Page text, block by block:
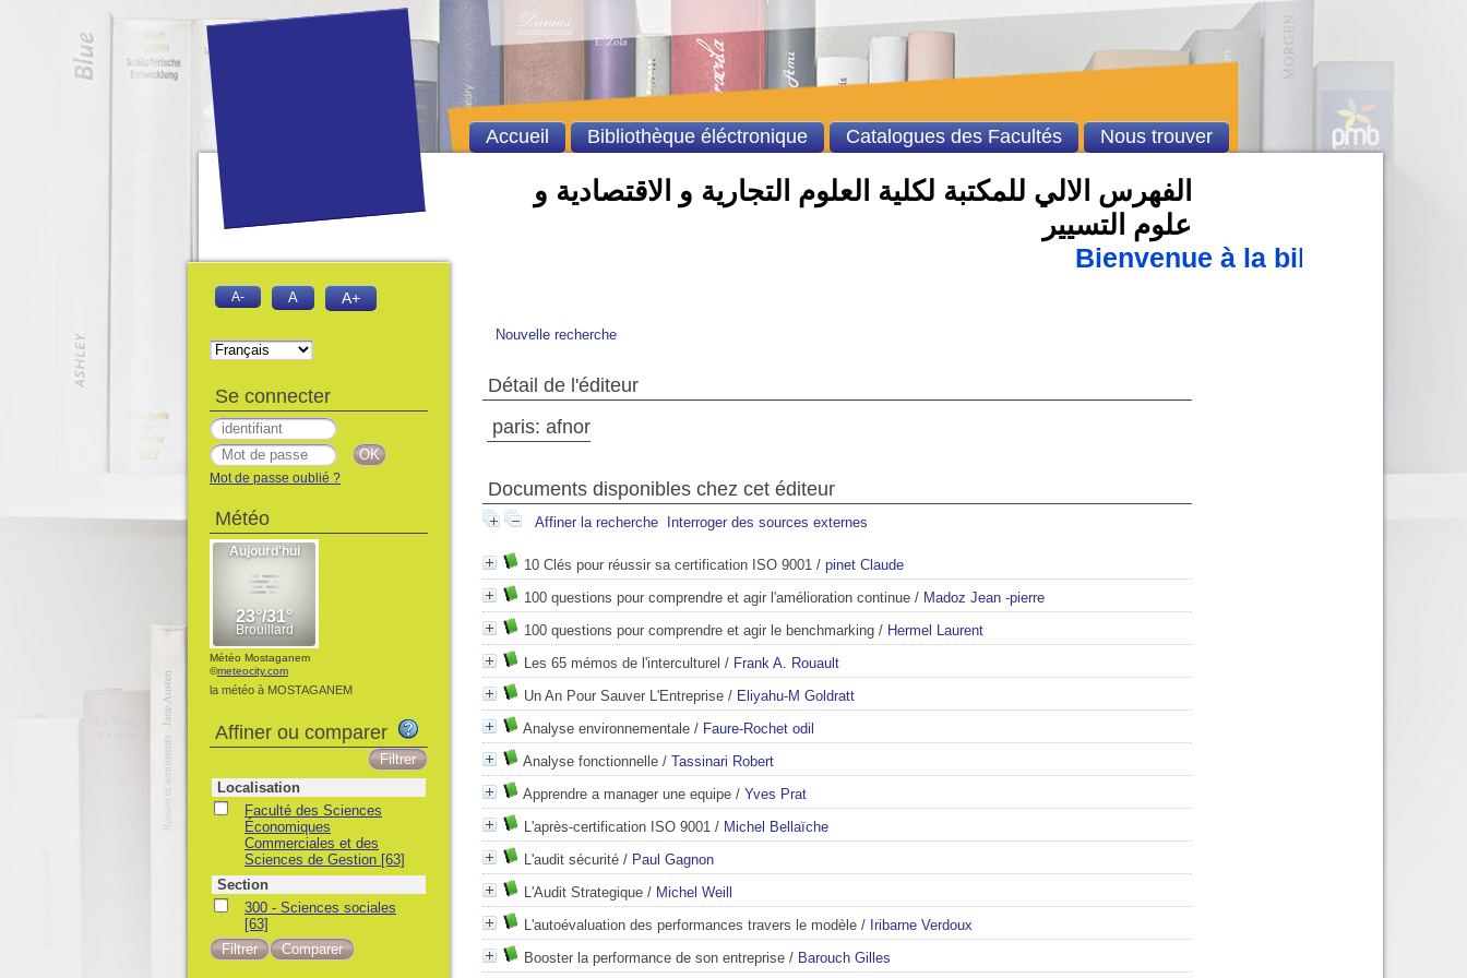
الفهرس الالي للمكتبة لكلية العلوم التجارية و الاقتصادية و
علوم التسيير
Bienvenue à la bibliothèque
Nouvelle recherche
Détail de l'éditeur
paris: afnor
Documents disponibles chez cet éditeur
Affiner la recherche Interroger des sources externes
10 Clés pour réussir sa certification ISO 9001 / pinet Claude
100 questions pour comprendre et agir l'amélioration continue / Madoz Jean -pierre
100 questions pour comprendre et agir le benchmarking / Hermel Laurent
Les 65 mémos de l'interculturel / Frank A. Rouault
Un An Pour Sauver L'Entreprise / Eliyahu-M Goldratt
Analyse environnementale / Faure-Rochet odil
Analyse fonctionnelle / Tassinari Robert
Apprendre a manager une equipe / Yves Prat
L'après-certification ISO 9001 / Michel Bellaïche
L'audit sécurité / Paul Gagnon
L'Audit Strategique / Michel Weill
L'autoévaluation des performances travers le modèle / Iribarne Verdoux
Booster la performance de son entreprise / Barouch Gilles
Accueil Bibliothèque éléctronique Catalogues des Facultés Nous trouver
A- A A+
Se connecter
Mot de passe oublié ?
Météo
Météo Mostaganem
©meteocity.com
la météo à MOSTAGANEM
Affiner ou comparer
Localisation
Faculté des Sciences
Économiques
Commerciales et des
Sciences de Gestion [63]
Section
300 - Sciences sociales
[63]